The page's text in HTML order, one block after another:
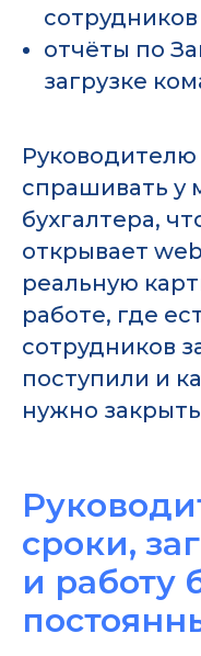
сотрудников
отчёты по
загрузке
спрашивать у
бухгалтера,
открывает
реальную
работе, где
сотрудников
поступили и
нужно
сроки,
и работу